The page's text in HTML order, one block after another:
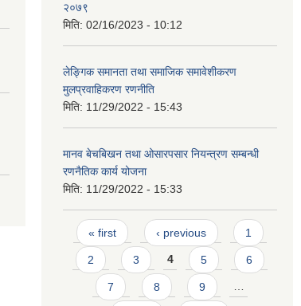
२०७९
मिति: 02/16/2023 - 10:12
लेङ्गिक समानता तथा समाजिक समावेशीकरण
मुलप्रवाहिकरण रणनीति
मिति: 11/29/2022 - 15:43
मानव बेचबिखन तथा ओसारपसार नियन्त्रण सम्बन्धी
रणनैतिक कार्य योजना
मिति: 11/29/2022 - 15:33
Pages
« first ‹ previous 1
2 3 4 5 6
7 8 9 …